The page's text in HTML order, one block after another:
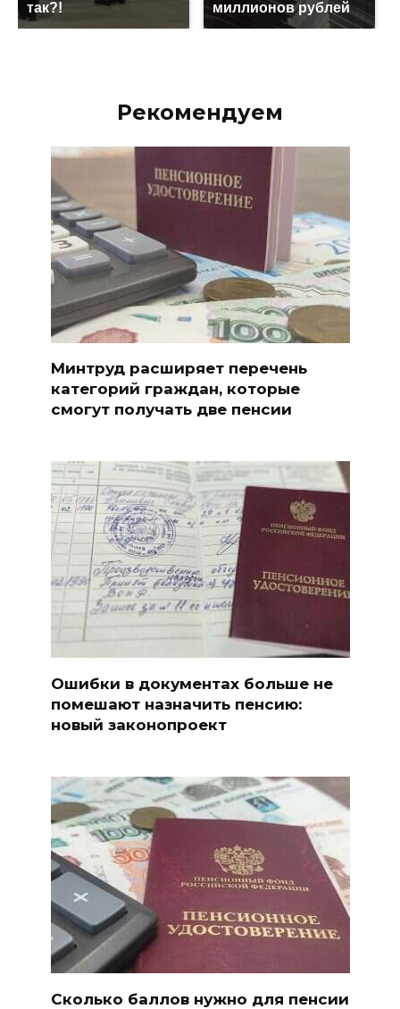
так?! миллионов рублей
Рекомендуем
Минтруд расширяет перечень
категорий граждан, которые
смогут получать две пенсии
Ошибки в документах больше не
помешают назначить пенсию:
новый законопроект
Сколько баллов нужно для пенсии